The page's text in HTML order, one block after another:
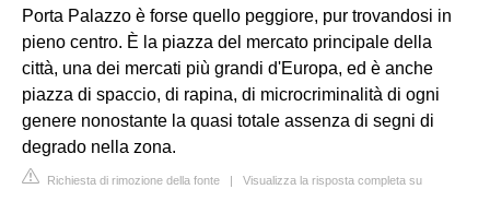
Porta Palazzo è forse quello peggiore, pur trovandosi in
pieno centro. È la piazza del mercato principale della
città, una dei mercati più grandi d'Europa, ed è anche
piazza di spaccio, di rapina, di microcriminalità di ogni
genere nonostante la quasi totale assenza di segni di
degrado nella zona.
Richiesta di rimozione della fonte | Visualizza la risposta completa su